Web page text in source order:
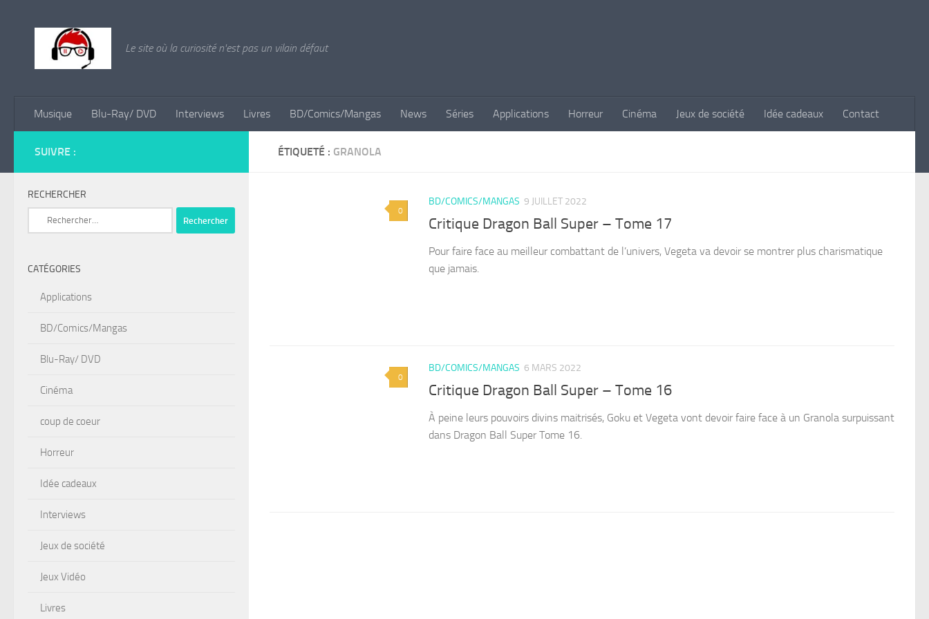
Le site où la curiosité n'est pas un vilain défaut
Musique Blu-Ray/ DVD Interviews Livres BD/Comics/Mangas News Séries Applications Horreur Cinéma Jeux de société Idée cadeaux Contact
ÉTIQUETÉ : GRANOLA
0
BD/COMICS/MANGAS 9 JUILLET 2022
Critique Dragon Ball Super – Tome 17
Pour faire face au meilleur combattant de l’univers, Vegeta va devoir se montrer plus charismatique
que jamais.
0
BD/COMICS/MANGAS 6 MARS 2022
Critique Dragon Ball Super – Tome 16
À peine leurs pouvoirs divins maitrisés, Goku et Vegeta vont devoir faire face à un Granola surpuissant
dans Dragon Ball Super Tome 16.
SUIVRE :
RECHERCHER
Rechercher :
CATÉGORIES
Applications
BD/Comics/Mangas
Blu-Ray/ DVD
Cinéma
coup de coeur
Horreur
Idée cadeaux
Interviews
Jeux de société
Jeux Vidéo
Livres